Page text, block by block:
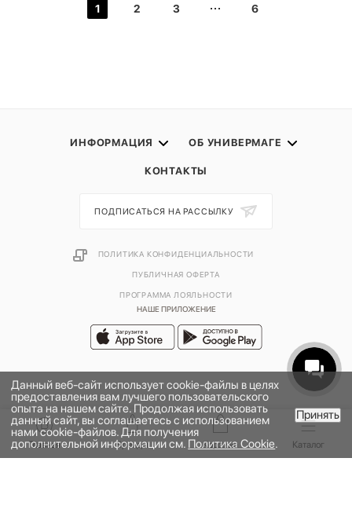
1 2 3 6
ИНФОРМАЦИЯ ОБ УНИВЕРМАГЕ
КОНТАКТЫ
НАШЕ ПРИЛОЖЕНИЕ
ПОДПИСАТЬСЯ НА РАССЫЛКУ
ПОЛИТИКА КОНФИДЕНЦИАЛЬНОСТИ
ПУБЛИЧНАЯ ОФЕРТА
ПРОГРАММА ЛОЯЛЬНОСТИ
2026 © УНИВЕРМАГ БОЛЬШОЙ | ООО "НЬЮ МАРКЕТ"
Данный веб-сайт использует cookie-файлы в целях
предоставления вам лучшего пользовательского
опыта на нашем сайте. Продолжая использовать
данный сайт, вы соглашаетесь с использованием
нами cookie-файлов. Для получения
дополнительной информации см. Политика Cookie.
Принять
Главная Бренды Корзина Каталог